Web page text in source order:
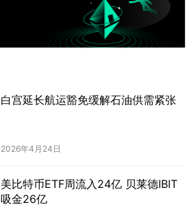
白宫延长航运豁免缓解石油供需紧张
2026年4月24日
美比特币ETF周流入24亿 贝莱德IBIT
吸金26亿